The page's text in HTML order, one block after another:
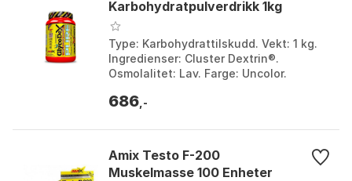
Karbohydratpulverdrikk 1kg
Type: Karbohydrattilskudd. Vekt: 1 kg.
Ingredienser: Cluster Dextrin®.
Osmolalitet: Lav. Farge: Uncolor.
686 ,-
Amix Testo F-200
Muskelmasse 100 Enheter